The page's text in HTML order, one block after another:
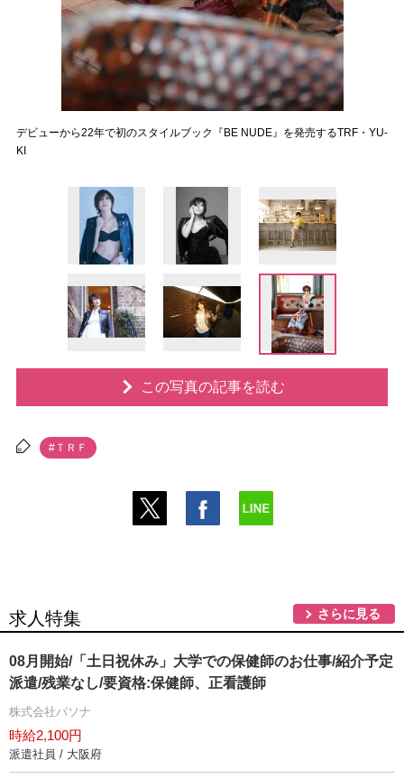
デビューから22年で初のスタイルブック『BE NUDE』を発売するTRF・YU-
KI
この写真の記事を読む
#ＴＲＦ
求人特集 さらに見る
08月開始/「土日祝休み」大学での保健師のお仕事/紹介予定
派遣/残業なし/要資格:保健師、正看護師
株式会社パソナ
時給2,100円
派遣社員 / 大阪府